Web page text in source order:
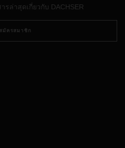
ล่าสุดเกี่ยวกับ DACHSER
สมัครสมาชิก